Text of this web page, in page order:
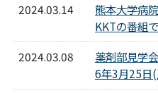
2024.03.14
熊本大学病
KKTの番組
2024.03.08
薬剤部見学
6年3月25日(